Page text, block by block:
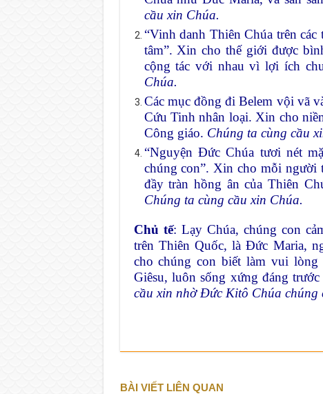
cầu xin Chúa.
“Vinh danh Thiên Chúa trên
tâm”. Xin cho thế giới được
cộng tác với nhau vì lợi ích
Chúa.
Các mục đồng đi Belem vội vã
Cứu Tinh nhân loại. Xin cho
Công giáo. Chúng ta cùng cầu
“Nguyện Đức Chúa tươi nét
chúng con”. Xin cho mỗi người
đầy tràn hồng ân của Thiên
Chúng ta cùng cầu xin Chúa.
Chủ tế: Lạy Chúa, chúng con
trên Thiên Quốc, là Đức Maria,
cho chúng con biết làm vui
Giêsu, luôn sống xứng đáng
cầu xin nhờ Đức Kitô Chúa chúng
BÀI VIẾT LIÊN QUAN